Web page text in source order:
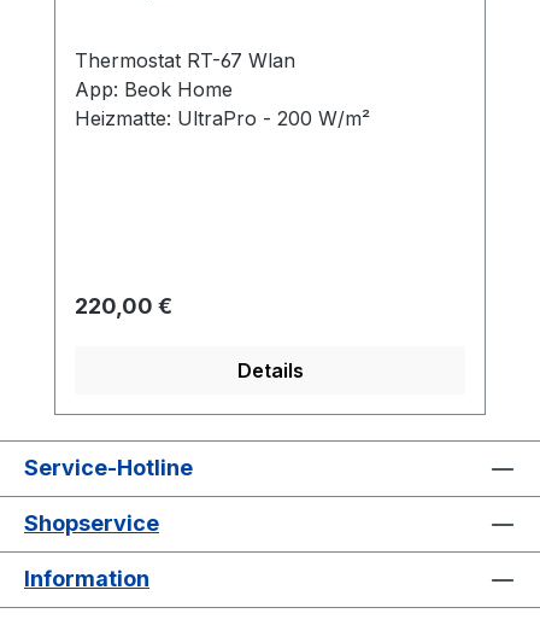
Thermostat RT-67 Wlan
App: Beok Home
Heizmatte: UltraPro - 200 W/m²
Regulärer Preis:
220,00 €
Details
Service-Hotline
Shopservice
Information